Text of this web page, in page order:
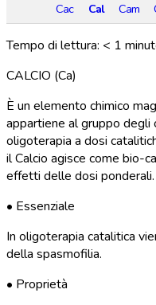
Cac
Cal Cam
Tempo di lettura: < 1
CALCIO (Ca)
È un elemento chimico
appartiene al gruppo degli
oligoterapia a dosi
il Calcio agisce come bio-
effetti delle dosi ponderali.
• Essenziale
In oligoterapia catalitica
della spasmofilia.
• Proprietà